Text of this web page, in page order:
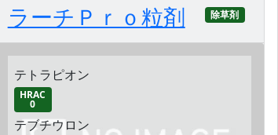
ラーチＰｒｏ粒剤 除草剤
テトラピオン
HRAC
0
テブチウロン